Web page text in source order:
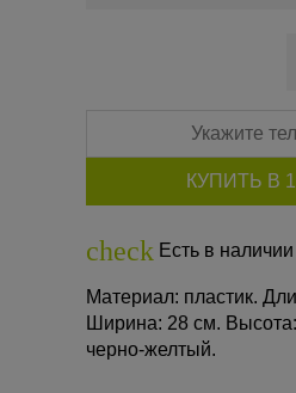
check Есть в наличии
Материал: пластик.
Ширина: 28 см.
черно-желтый.